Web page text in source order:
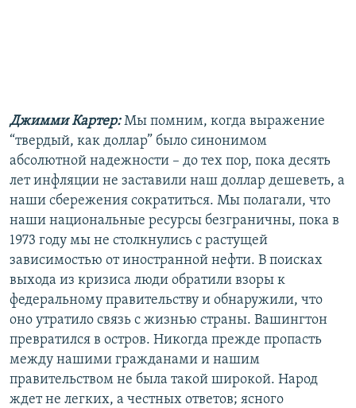
Джимми Картер:Мы помним, когда выражение
“твердый, как доллар” было синонимом
абсолютной надежности – до тех пор, пока десять
лет инфляции не заставили наш доллар дешеветь, а
наши сбережения сократиться. Мы полагали, что
наши национальные ресурсы безграничны, пока в
1973 году мы не столкнулись с растущей
зависимостью от иностранной нефти. В поисках
выхода из кризиса люди обратили взоры к
федеральному правительству и обнаружили, что
оно утратило связь с жизнью страны. Вашингтон
превратился в остров. Никогда прежде пропасть
между нашими гражданами и нашим
правительством не была такой широкой. Народ
ждет не легких, а честных ответов; ясного